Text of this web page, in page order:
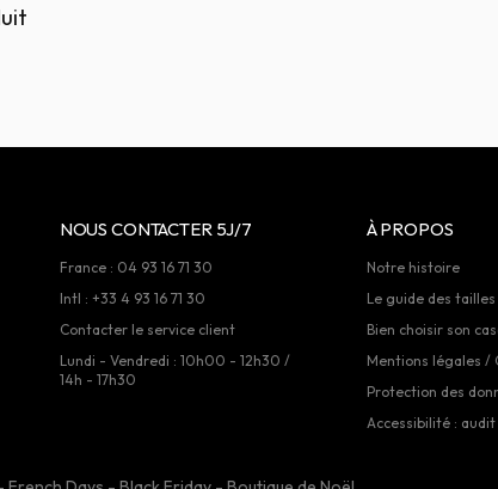
NOUS CONTACTER 5J/7
France : 04 93 16 71 30
Intl : +33 4 93 16 71 30
Contacter le service client
Lundi - Vendredi : 10h00 - 12h30 /
14h - 17h30
À PROPOS
Notre histoire
Le guide des tailles
Bien choisir son
Mentions légales /
Protection des
Accessibilité :